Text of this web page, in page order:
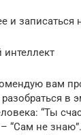
и записаться
вам
в
“Ты
– “Сам не